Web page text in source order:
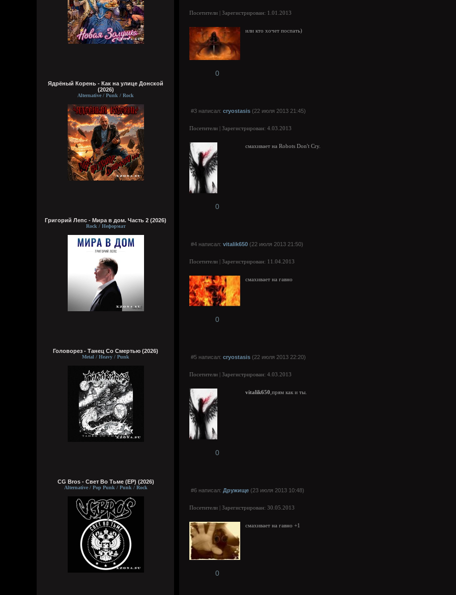
Ядрёный Корень - Как на улице Донской
(2026)
Alternative / Punk / Rock
Григорий Лепс - Мира в дом. Часть 2 (2026)
Rock / Неформат
Головорез - Tанец Со Смертью (2026)
Metal / Heavy / Punk
CG Bros - Свет Во Тьме (EP) (2026)
Alternative / Pop Punk / Punk / Rock
Посетители | Зарегистрирован: 1.01.2013
или кто хочет поспать)
0
#3 написал: cryostasis (22 июля 2013 21:45)
Посетители | Зарегистрирован: 4.03.2013
смахивает на Robots Don't Cry.
0
#4 написал: vitalik650 (22 июля 2013 21:50)
Посетители | Зарегистрирован: 11.04.2013
смахивает на гавно
0
#5 написал: cryostasis (22 июля 2013 22:20)
Посетители | Зарегистрирован: 4.03.2013
vitalik650 ,прям как и ты.
0
#6 написал: Дружище (23 июля 2013 10:48)
Посетители | Зарегистрирован: 30.05.2013
смахивает на гавно +1
0